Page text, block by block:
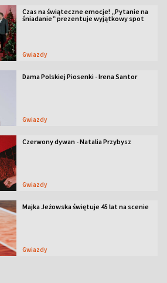
Czas na świąteczne emocje! „Pytanie na
śniadanie” prezentuje wyjątkowy spot
Gwiazdy
Dama Polskiej Piosenki - Irena Santor
Gwiazdy
Czerwony dywan - Natalia Przybysz
Gwiazdy
Majka Jeżowska świętuje 45 lat na scenie
Gwiazdy